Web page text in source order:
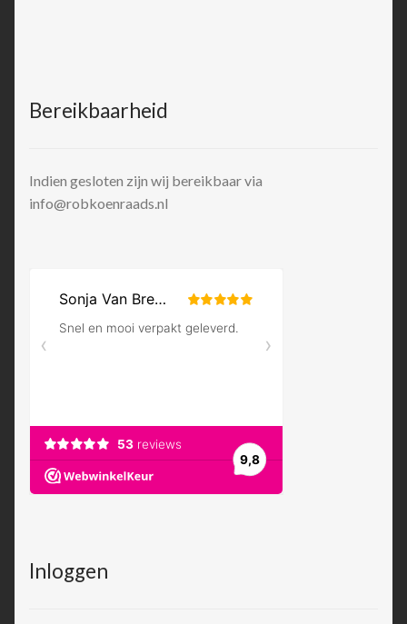
Bereikbaarheid
Indien gesloten zijn wij bereikbaar via
info@robkoenraads.nl
Inloggen